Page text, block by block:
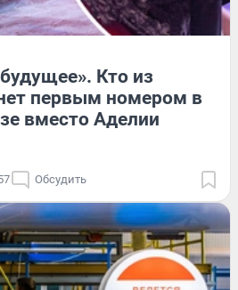
Кто из
первым номером в
вместо Аделии
Обсудить